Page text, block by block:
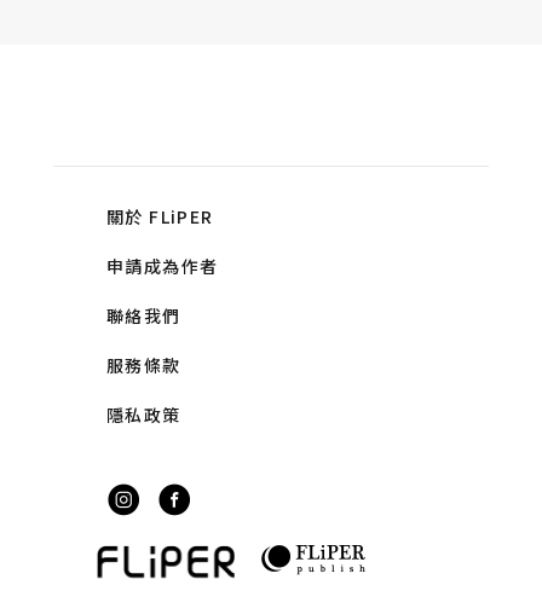
關於 FLiPER
申請成為作者
聯絡我們
服務條款
隱私政策